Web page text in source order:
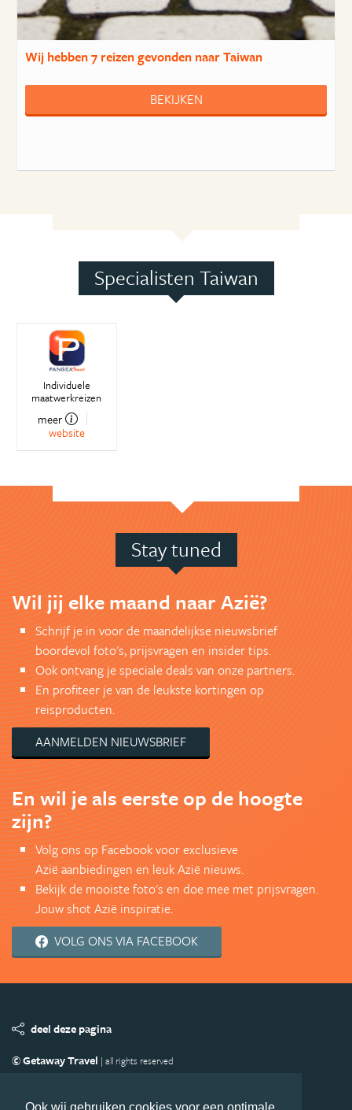
Ook wij gebruiken cookies voor een optimale
Wij hebben7 reizengevonden naar Taiwan
BEKIJKEN
Specialisten Taiwan
Individuele
maatwerkreizen
meer
website
Stay tuned
Wil jij elke maand naar Azië?
Schrijf je in voor de maandelijkse nieuwsbrief
boordevol foto's, prijsvragen en insider tips.
Ook ontvang je speciale deals van onze partners.
En profiteer je van de leukste kortingen op
reisproducten.
AANMELDEN NIEUWSBRIEF
En wil je als eerste op de hoogte
zijn?
Volg ons op Facebook voor exclusieve
Azië aanbiedingen en leuk Azië nieuws.
Bekijk de mooiste foto's en doe mee met prijsvragen.
Jouw shot Azië inspiratie.
VOLG ONS VIA FACEBOOK
deel deze pagina
© Getaway Travel | all rights reserved
Copyright
Privacy statement Disclaimer Cookies